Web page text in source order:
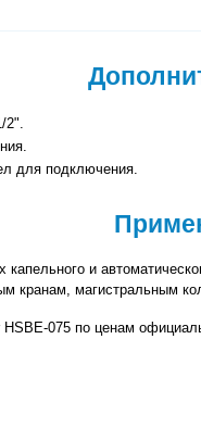
для подключения.
и
кранам, магистральным
075 по ценам